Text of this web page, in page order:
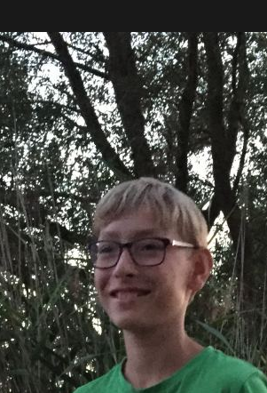
zustimmen
ist uns wichtig
Vereins einhalten
funktioniert, sondern wir zeigen dir
Angler zu werden!
interessierst, findest du rechts bzw.
Thema.
findest du die Beitrittsformularehier.
helfen dir gerne weiter!